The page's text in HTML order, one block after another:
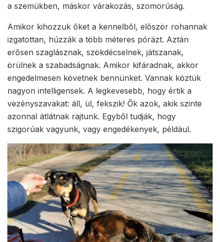
a szemükben, máskor várakozás, szomorúság.
Amikor kihozzuk őket a kennelből, először rohannak
izgatottan, húzzák a több méteres pórázt. Aztán
erősen szaglásznak, szökdécselnek, játszanak,
örülnek a szabadságnak. Amikor kifáradnak, akkor
engedelmesen követnek bennünket. Vannak köztük
nagyon intelligensek. A legkevesebb, hogy értik a
vezényszavakat: áll, ül, fekszik! Ők azok, akik szinte
azonnal átlátnak rajtunk. Egyből tudják, hogy
szigorúak vagyunk, vagy engedékenyek, például.